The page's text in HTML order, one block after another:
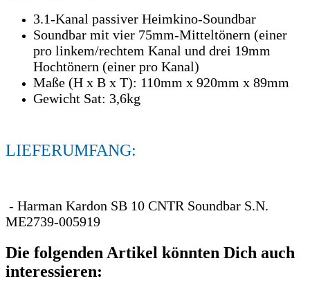
3.1-Kanal passiver Heimkino-Soundbar
Soundbar mit vier 75mm-Mitteltönern (einer
pro linkem/rechtem Kanal und drei 19mm
Hochtönern (einer pro Kanal)
Maße (H x B x T): 110mm x 920mm x 89mm
Gewicht Sat: 3,6kg
LIEFERUMFANG:
- Harman Kardon SB 10 CNTR Soundbar S.N.
ME2739-005919
Die folgenden Artikel könnten Dich auch
interessieren: